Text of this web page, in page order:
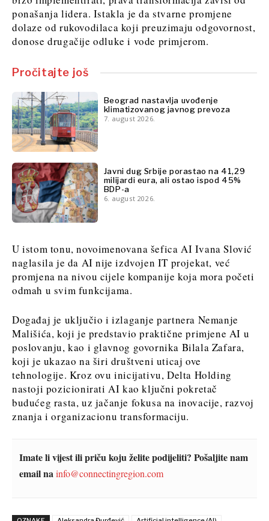
ponašanja lidera. Istakla je da stvarne promjene
dolaze od rukovodilaca koji preuzimaju odgovornost,
donose drugačije odluke i vode primjerom.
Pročitajte još
Beograd nastavlja uvođenje
klimatizovanog javnog prevoza
7. august 2026.
Javni dug Srbije porastao na 41,29
milijardi eura, ali ostao ispod 45%
BDP-a
6. august 2026.
U istom tonu, novoimenovana šefica AI Ivana Slović
naglasila je da AI nije izdvojen IT projekat, već
promjena na nivou cijele kompanije koja mora početi
odmah u svim funkcijama.
Događaj je uključio i izlaganje partnera Nemanje
Mališića, koji je predstavio praktične primjene AI u
poslovanju, kao i glavnog govornika Bilala Zafara,
koji je ukazao na širi društveni uticaj ove
tehnologije. Kroz ovu inicijativu, Delta Holding
nastoji pozicionirati AI kao ključni pokretač
budućeg rasta, uz jačanje fokusa na inovacije, razvoj
znanja i organizacionu transformaciju.
Imate li vijest ili priču koju želite podijeliti? Pošaljite nam
email nainfo@connectingregion.com